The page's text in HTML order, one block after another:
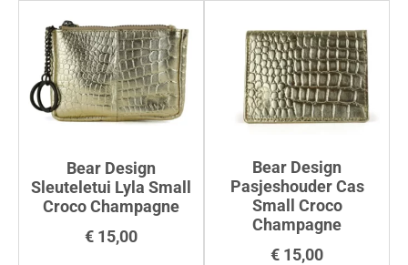
Bear Design
Sleuteletui Lyla Small
Croco Champagne
€ 15,00
Bear Design
Pasjeshouder Cas
Small Croco
Champagne
€ 15,00